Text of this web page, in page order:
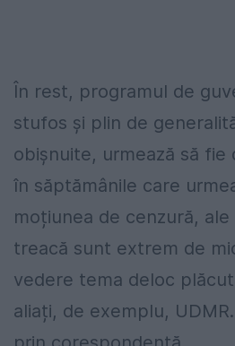
În rest, programul de
stufos și plin de
obișnuite, urmează să fie
în săptămânile care
moțiunea de cenzură, ale
treacă sunt extrem de
vedere tema deloc
aliați, de exemplu,